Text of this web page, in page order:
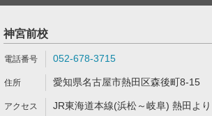
神宮前校
052-678-3715
愛知県名古屋市熱田区森後町8-15
JR東海道本線(浜松～岐阜) 熱田よ